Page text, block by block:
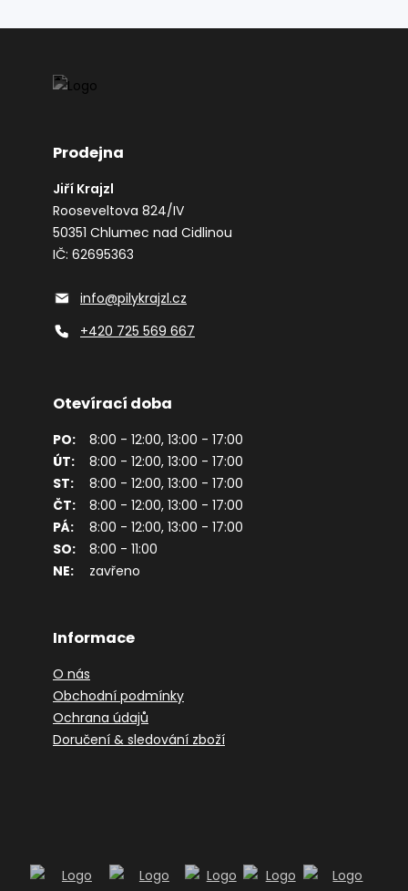
Prodejna
Jiří Krajzl
Rooseveltova 824/IV
50351 Chlumec nad Cidlinou
IČ: 62695363
info@pilykrajzl.cz
+420 725 569 667
Otevírací doba
PO:
8:00 - 12:00, 13:00 - 17:00
ÚT:
8:00 - 12:00, 13:00 - 17:00
ST:
8:00 - 12:00, 13:00 - 17:00
ČT:
8:00 - 12:00, 13:00 - 17:00
PÁ:
8:00 - 12:00, 13:00 - 17:00
SO:
8:00 - 11:00
NE:
zavřeno
Informace
O nás
Obchodní podmínky
Ochrana údajů
Doručení & sledování zboží